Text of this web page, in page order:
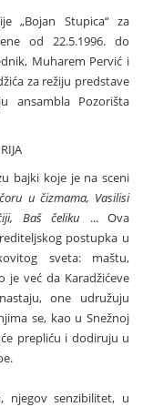
„Bojan Stupica“ za
od 22.5.1996. do
Muharem Pervić i
za režiju predstave
ansambla Pozorišta
bajki koje je na sceni
u čizmama, Vasilisi
Baš čeliku ... Ova
postupka u
sveta: maštu,
je već da Karadžićeve
one udružuju
se, kao u Snežnoj
prepliću i dodiruju u
njegov senzibilitet, u